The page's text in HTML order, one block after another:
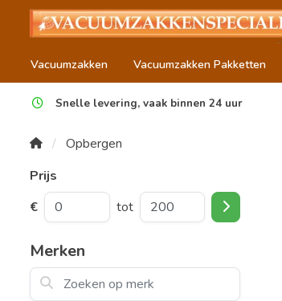
Vacuumzakken Vacuumzakken Pakketten
Snelle levering, vaak binnen 24 uur
Opbergen
Prijs
€
tot
Merken
Zoeken op merk